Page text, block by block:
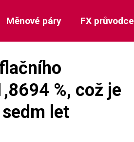
Měnové páry FX průvodce
%, což je
let